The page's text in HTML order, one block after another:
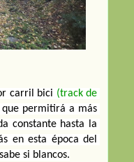
carril bici (track de
permitirá a más
constante hasta la
en esta época del
si blancos.